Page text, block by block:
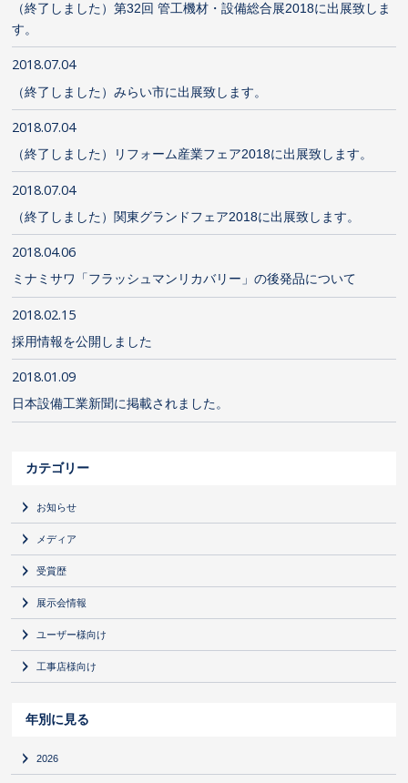
（終了しました）第32回 管工機材・設備総合展2018に出展致しま
す。
2018.07.04
（終了しました）みらい市に出展致します。
2018.07.04
（終了しました）リフォーム産業フェア2018に出展致します。
2018.07.04
（終了しました）関東グランドフェア2018に出展致します。
2018.04.06
ミナミサワ「フラッシュマンリカバリー」の後発品について
2018.02.15
採用情報を公開しました
2018.01.09
日本設備工業新聞に掲載されました。
カテゴリー
お知らせ
メディア
受賞歴
展示会情報
ユーザー様向け
工事店様向け
年別に見る
2026